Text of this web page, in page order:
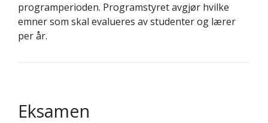
programperioden. Programstyret avgjør hvilke
emner som skal evalueres av studenter og lærer
per år.
Eksamen